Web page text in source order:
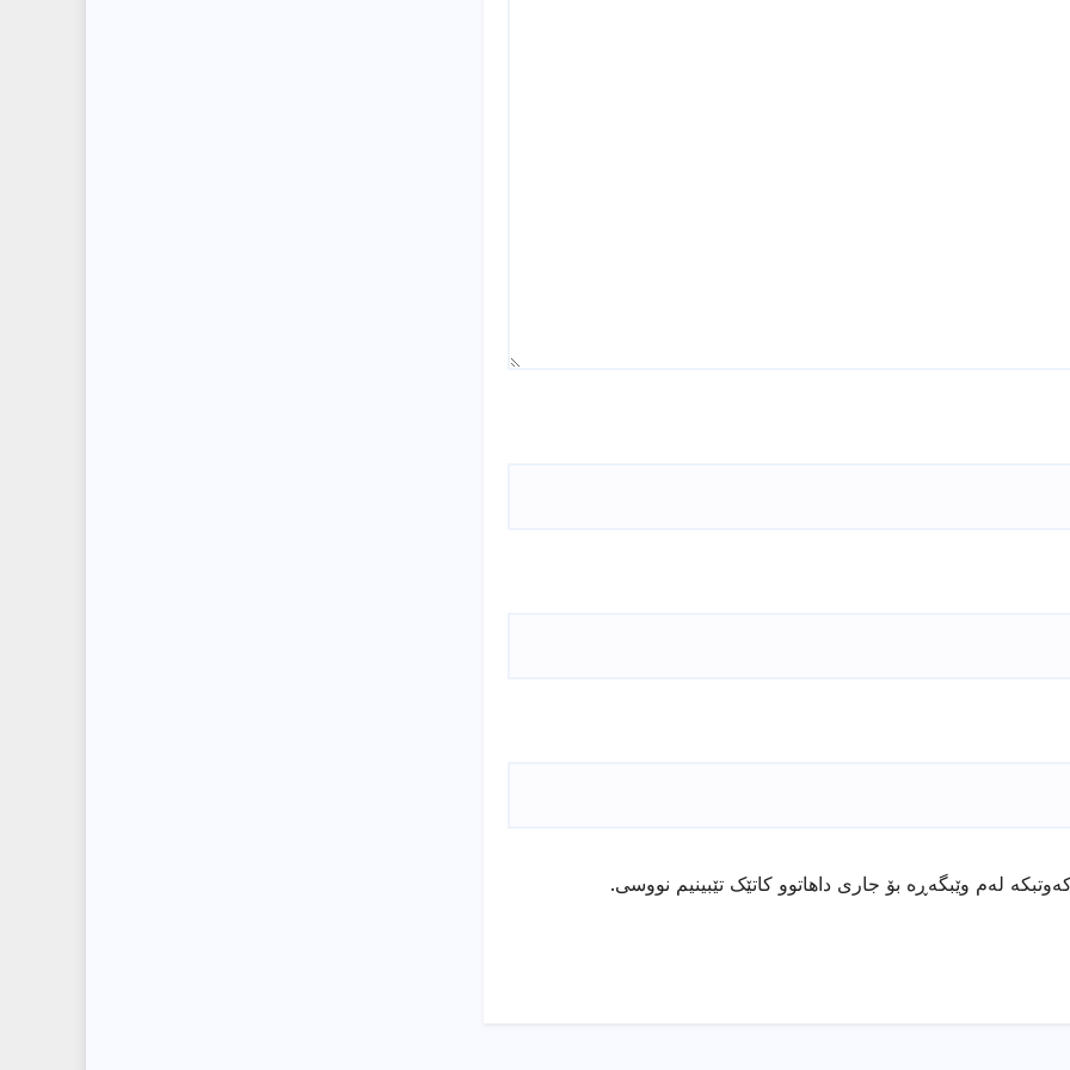
لەم وێبگەڕە بۆ جاری داهاتوو کاتێک تێبینیم نووسی.